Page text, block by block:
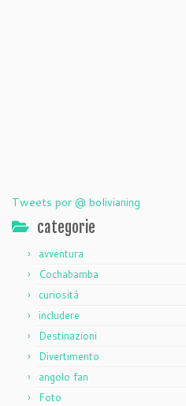
Tweets por @ bolivianing
categorie
avventura
Cochabamba
curiosità
includere
Destinazioni
Divertimento
angolo fan
Foto